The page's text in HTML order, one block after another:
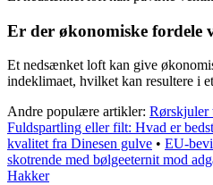
Er der økonomiske fordele
Et nedsænket loft kan give
indeklimaet, hvilket kan resultere i
Andre populære artikler: Rørskjuler
Fuldspartling eller filt: Hvad er
kvalitet fra Dinesen gulve • EU-
skotrende med bølgeeternit mod
Hakker